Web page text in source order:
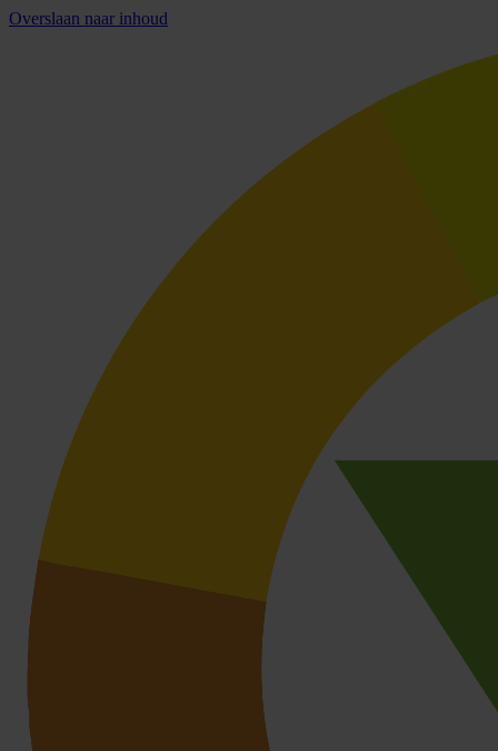
Overslaan naar inhoud